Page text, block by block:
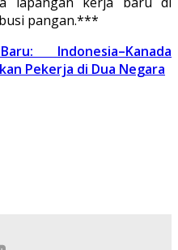
pangan.***
Indonesia–Kanada
Pekerja di Dua Negara